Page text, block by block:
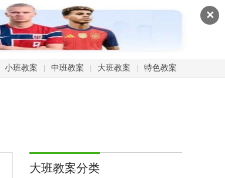
✕
小班教案 中班教案 大班教案 特色教案
大班教案分类